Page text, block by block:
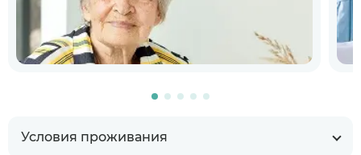
Условия проживания